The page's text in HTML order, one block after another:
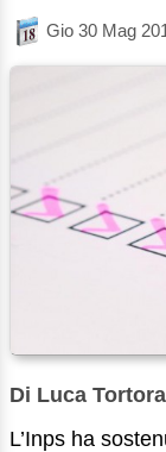
Gio 30 Mag
Di Luca
L’Inps ha